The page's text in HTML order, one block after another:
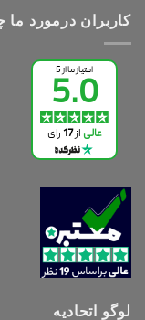
کاربران درمورد ما
لوگو اتحادیه